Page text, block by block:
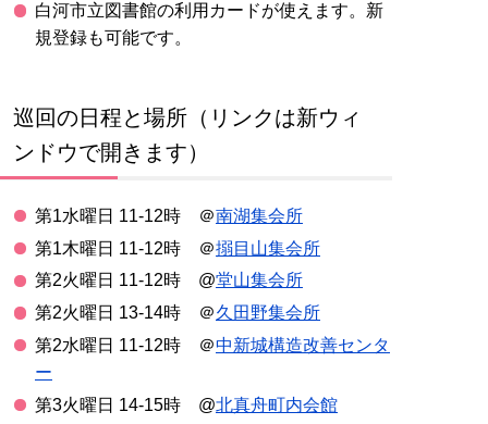
白河市立図書館の利用カードが使えます。新
規登録も可能です。
巡回の日程と場所（リンクは新ウィ
ンドウで開きます）
第1水曜日 11-12時 ＠南湖集会所
第1木曜日 11-12時 ＠搦目山集会所
第2火曜日 11-12時 @堂山集会所
第2火曜日 13-14時 ＠久田野集会所
第2水曜日 11-12時 ＠中新城構造改善センタ
ー
第3火曜日 14-15時 @北真舟町内会館